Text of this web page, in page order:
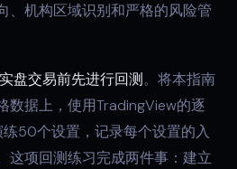
、机构区域识别和严格的风险管
盘交易前先进行回测。将本指南
数据上，使用TradingView的逐
50个设置，记录每个设置的入
这项回测练习完成两件事：建立